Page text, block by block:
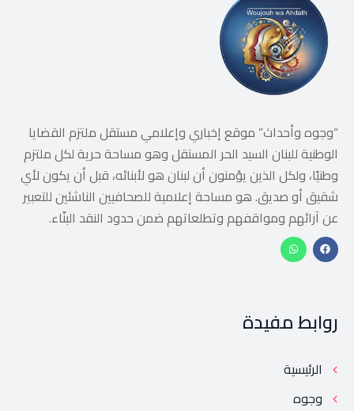
“وجوه وأحداث” موقع إخباري وإعلامي مستقل ملتزم القضايا
الوطنية للبنان السيد الحر المستقل وهو مساحة حرية لكل ملتزم
وطنيًا، ولكل الذين يؤمنون أن لبنان هو لأبنائه، قبل أن يكون لأي
شقيق أو صديق. هو مساحة إعلامية للصحافيين الناشئين للتعبير
عن آرائهم ومواقفهم وتطلعاتهم ضمن حدود النقد البنّاء.
روابط مفيدة
الرئيسية
وجوه